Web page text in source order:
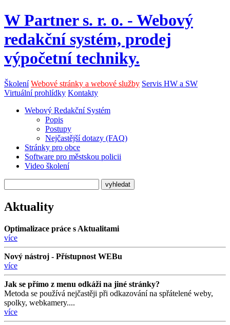
W Partner s. r. o. - Webový
redakční systém, prodej
výpočetní techniky.
Školení Webové stránky a webové služby Servis HW a SW
Virtuální prohlídky Kontakty
Webový Redakční Systém
Popis
Postupy
Nejčastější dotazy (FAQ)
Stránky pro obce
Software pro městskou policii
Video školení
Aktuality
Optimalizace práce s Aktualitami
více
Nový nástroj - Přístupnost WEBu
více
Jak se přímo z menu odkáži na jiné stránky?
Metoda se používá nejčastěji při odkazování na spřátelené weby,
spolky, webkamery....
více